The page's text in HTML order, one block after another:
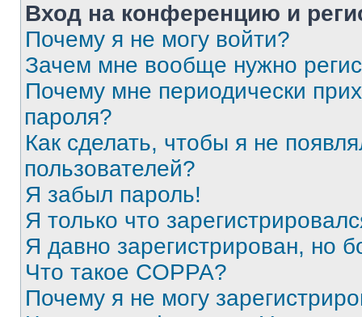
Вход на конференцию и
Почему я не могу войти?
Зачем мне вообще нужно
Почему мне периодически
пароля?
Как сделать, чтобы я не
пользователей?
Я забыл пароль!
Я только что
Я давно зарегистрирован, но
Что такое COPPA?
Почему я не могу